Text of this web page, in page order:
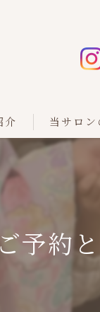
介 当サロン
縮毛矯正
マツエク
予約